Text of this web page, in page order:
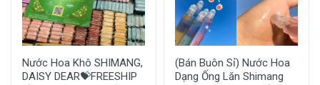
Nước Hoa Khô SHIMANG,
DAISY DEAR💝FREESHIP
(Bán Buôn Sỉ) Nước Hoa
Dạng Ống Lăn Shimang